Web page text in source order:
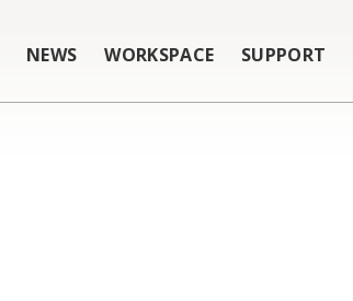
NEWS WORKSPACE SUPPORT